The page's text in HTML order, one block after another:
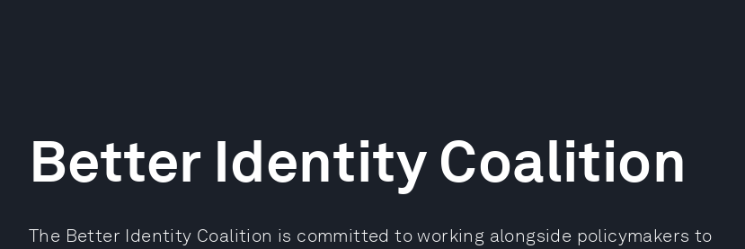
Better Identity Coalition
The Better Identity Coalition is committed to working alongside policymakers to